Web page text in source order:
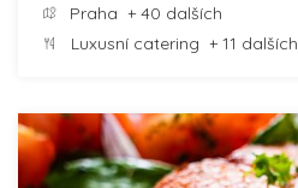
Praha + 40 dalších
Luxusní catering + 11 dalších